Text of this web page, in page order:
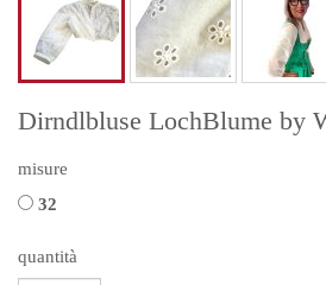
Dirndlbluse LochBlume by
misure
32
quantità